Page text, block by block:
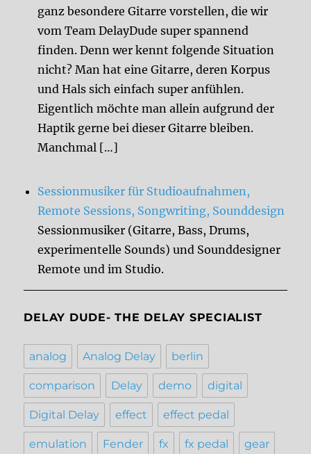
ganz besondere Gitarre vorstellen, die wir
vom Team DelayDude super spannend
finden. Denn wer kennt folgende Situation
nicht? Man hat eine Gitarre, deren Korpus
und Hals sich einfach super anfühlen.
Eigentlich möchte man allein aufgrund der
Haptik gerne bei dieser Gitarre bleiben.
Manchmal […]
Sessionmusiker für Studioaufnahmen,
Remote Sessions, Songwriting, Sounddesign
Sessionmusiker (Gitarre, Bass, Drums,
experimentelle Sounds) und Sounddesigner
Remote und im Studio.
DELAY DUDE- THE DELAY SPECIALIST
analog Analog Delay berlin
comparison Delay demo digital
Digital Delay effect effect pedal
emulation Fender fx fx pedal gear